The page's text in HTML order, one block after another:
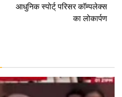
आधुनिक स्पोर्ट् परिसर कॉम्पलेक्स
का लोकार्पण